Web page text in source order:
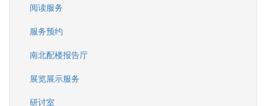
阅读服务
服务预约
南北配楼报告厅
展览展示服务
研讨室